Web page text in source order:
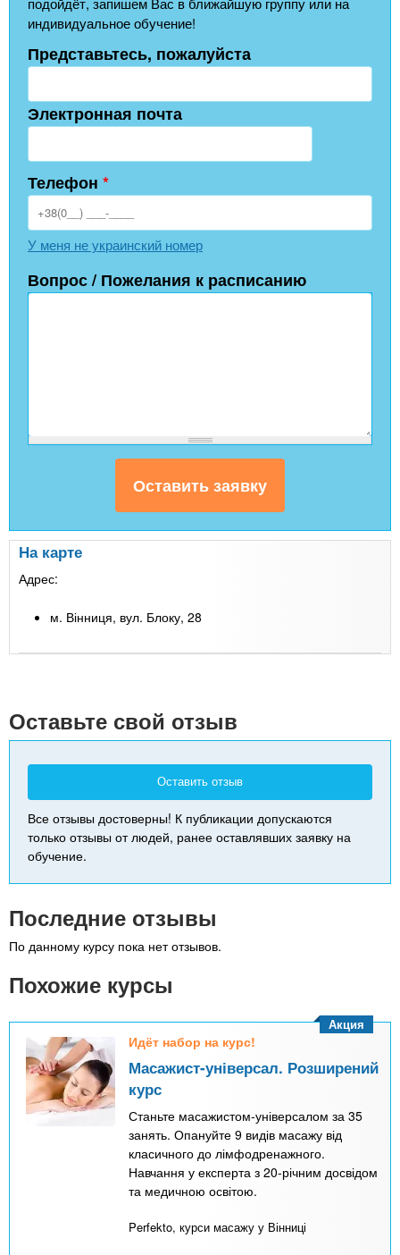
индивидуальное обучение!
Представьтесь, пожалуйста
Электронная почта
Телефон *
У меня не украинский номер
Вопрос / Пожелания к расписанию
На карте
Адрес:
м. Вінниця, вул. Блоку, 28
Оставьте свой отзыв
Оставить отзыв
Все отзывы достоверны! К публикации допускаются
только отзывы от людей, ранее оставлявших заявку на
обучение.
Последние отзывы
По данному курсу пока нет отзывов.
Похожие курсы
Идёт набор на курс!
Масажист-універсал. Розширений
курс
Станьте масажистом-універсалом за 35
занять. Опануйте 9 видів масажу від
класичного до лімфодренажного.
Навчання у експерта з 20-річним досвідом
та медичною освітою.
Perfekto, курси масажу у Вінниці
Акция